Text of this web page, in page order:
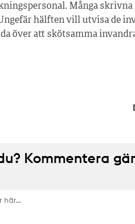
Många skrivna
hälften vill utvisa de
över att skötsamma
Kommentera